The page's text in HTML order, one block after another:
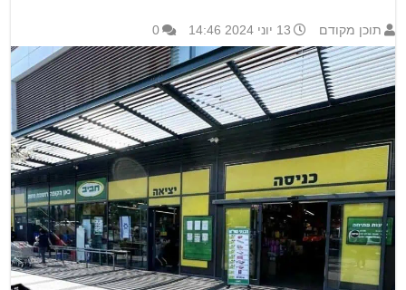
תוכן מקודם 13 יוני 2024 14:46 0